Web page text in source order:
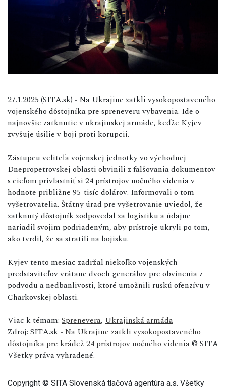
27.1.2025 (SITA.sk) - Na Ukrajine zatkli vysokopostaveného
vojenského dôstojníka pre spreneveru vybavenia. Ide o
najnovšie zatknutie v ukrajinskej armáde, keďže Kyjev
zvyšuje úsilie v boji proti korupcii.
Zástupcu veliteľa vojenskej jednotky vo východnej
Dnepropetrovskej oblasti obvinili z falšovania dokumentov
s cieľom privlastniť si 24 prístrojov nočného videnia v
hodnote približne 95-tisíc dolárov. Informovali o tom
vyšetrovatelia. Štátny úrad pre vyšetrovanie uviedol, že
zatknutý dôstojník zodpovedal za logistiku a údajne
nariadil svojim podriadeným, aby prístroje ukryli po tom,
ako tvrdil, že sa stratili na bojisku.
Kyjev tento mesiac zadržal niekoľko vojenských
predstaviteľov vrátane dvoch generálov pre obvinenia z
podvodu a nedbanlivosti, ktoré umožnili ruskú ofenzívu v
Charkovskej oblasti.
Viac k témam: Sprenevera, Ukrajinská armáda
Zdroj: SITA.sk - Na Ukrajine zatkli vysokopostaveného
dôstojníka pre krádež 24 prístrojov nočného videnia© SITA
Všetky práva vyhradené.
Copyright © SITA Slovenská tlačová agentúra a.s. Všetky